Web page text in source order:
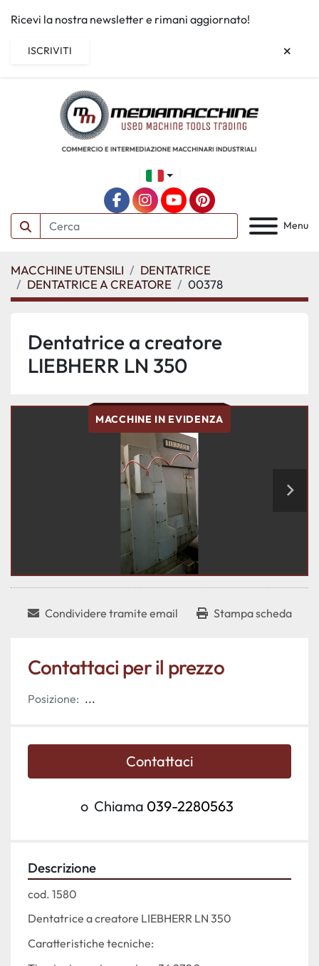
Ricevi la nostra newsletter e rimani aggiornato!
ISCRIVITI
Menu
facebookinstagram
youtubepinterest
MACCHINE UTENSILI
DENTATRICE
DENTATRICE A CREATORE
00378
Dentatrice a creatore
LIEBHERR LN 350
MACCHINE IN EVIDENZA
Condividere tramite email Stampa scheda
Contattaci per il prezzo
Posizione: ...
Contattaci
o Chiama 039-2280563
Descrizione
cod. 1580
Dentatrice a creatore LIEBHERR LN 350
Caratteristiche tecniche: